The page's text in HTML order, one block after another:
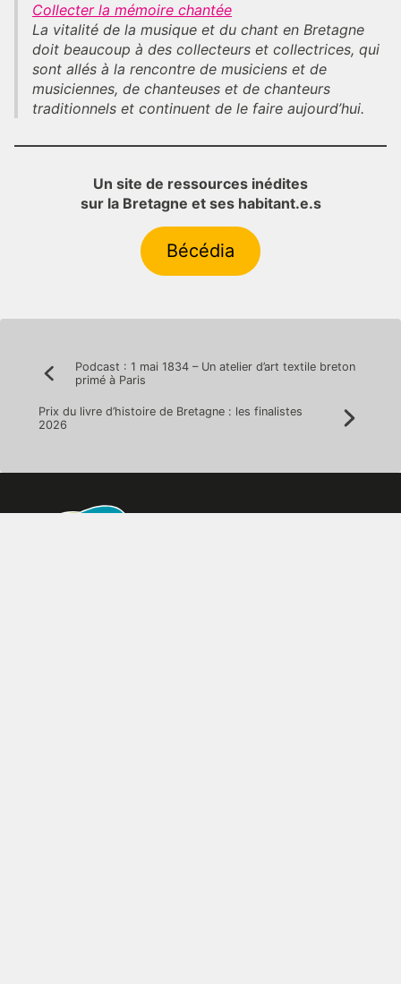
Collecter la mémoire chantée
La vitalité de la musique et du chant en Bretagne
doit beaucoup à des collecteurs et collectrices, qui
sont allés à la rencontre de musiciens et de
musiciennes, de chanteuses et de chanteurs
traditionnels et continuent de le faire aujourd’hui.
Un site de ressources inédites
sur la Bretagne et ses habitant.e.s
Bécédia
Navigation
l’article
Précédent:
Podcast : 1 mai 1834 – Un atelier d’art textile breton
primé à Paris
Prix du livre d’histoire de Bretagne : les finalistes
2026